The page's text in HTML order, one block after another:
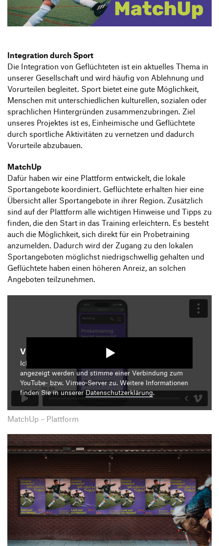
Transfer und Kooperation
Produktgestaltung B.A.
Strategische Gestaltung M.A.
Integration durch Sport
Die Integration von Geflüchteten ist ein aktuelles Thema in
unserer Gesellschaft und wird häufig von Ablehnung und
Vorurteilen begleitet. Sport bietet eine gute Möglichkeit,
Menschen mit unterschiedlichen kulturellen, sozialen oder
sprachlichen Hintergründen zusammenzubringen. Ziel
unseres Projektes ist es, Einheimische und Geflüchtete
durch sportliche Aktivitäten zu vernetzen und dadurch
Vorurteile abzubauen.
MatchUp
Dafür haben wir eine Plattform entwickelt, die lokale
Sportangebote koordiniert. Geflüchtete erhalten hier eine
Übersicht aller Sportangebote in ihrer Region. Zusätzlich
sind auf der Plattform alle wichtigen Hinweise und Tipps zu
finden, die den Start in das Training erleichtern. Es besteht
auch die Möglichkeit, sich direkt für ein Probetraining
anzumelden. Dadurch wird der Zugang zu den lokalen
Sportangeboten möglichst niedrigschwellig gehalten und
Geflüchtete haben einen höheren Anreiz, an solchen
Angeboten teilzunehmen.
Video starten
Ich bin damit einverstanden, dass mir die Medieninhalte
angezeigt werden und stimme einer Verbindung zum
YouTube- bzw. Vimeo-Server zu. Weitere Informationen
finden Sie in unsererDatenschutzerklärung.
MatchUp – Plattform